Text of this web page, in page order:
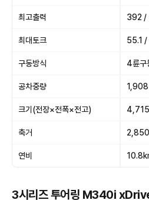
최고출력 392
최대토크 55.1
구동방식 4륜구
공차중량 1,908
크기(전장×전폭×전고)
축거
연비
3시리즈 투어링 M340i